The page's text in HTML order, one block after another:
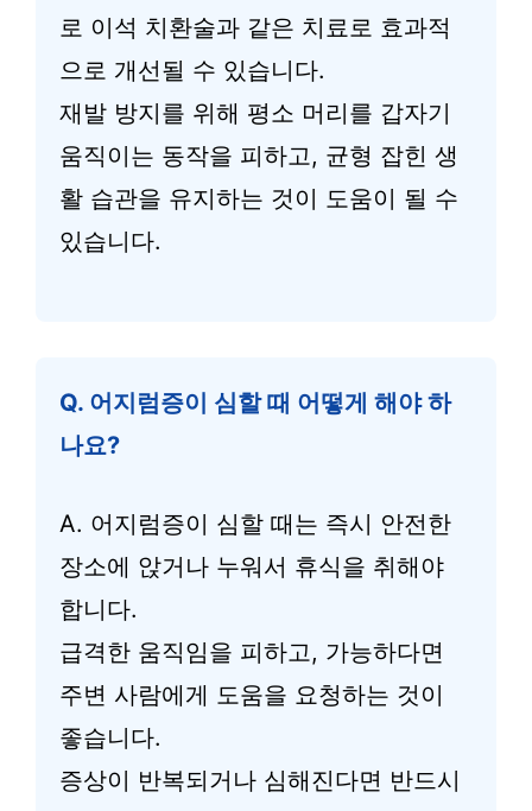
로 이석 치환술과 같은 치료로 효과적
으로 개선될 수 있습니다.
재발 방지를 위해 평소 머리를 갑자기
움직이는 동작을 피하고, 균형 잡힌 생
활 습관을 유지하는 것이 도움이 될 수
있습니다.
Q. 어지럼증이 심할 때 어떻게 해야 하
나요?
A. 어지럼증이 심할 때는 즉시 안전한
장소에 앉거나 누워서 휴식을 취해야
합니다.
급격한 움직임을 피하고, 가능하다면
주변 사람에게 도움을 요청하는 것이
좋습니다.
증상이 반복되거나 심해진다면 반드시